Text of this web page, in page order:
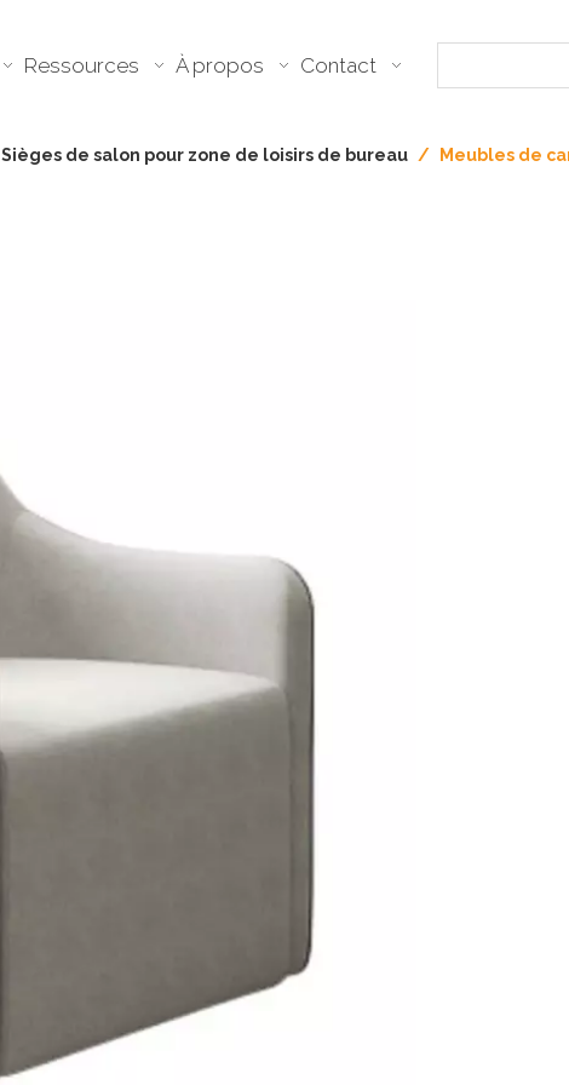
Ressources À propos Contact
Sièges de salon pour zone de loisirs de bureau / Meubles de